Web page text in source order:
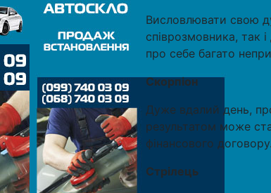
Висловлювати свою
співрозмовника, так
про себе багато
Скорпіон
Дуже вдалий день,
результатом може
фінансового договору.
Стрілець